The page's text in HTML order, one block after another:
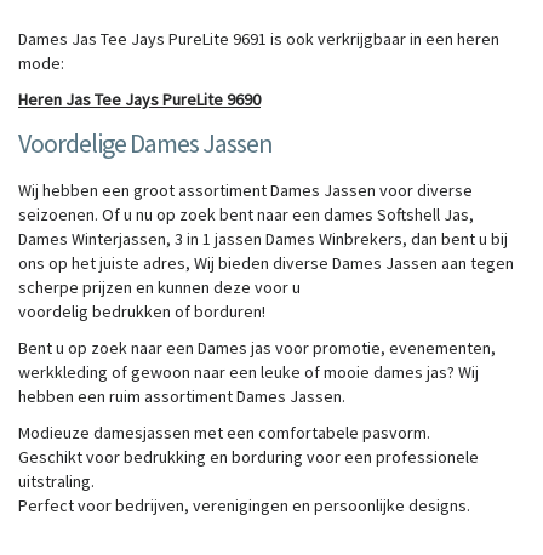
Dames Jas Tee Jays PureLite 9691 is ook verkrijgbaar in een heren
mode:
Heren Jas Tee Jays PureLite 9690
Voordelige Dames Jassen
Wij hebben een groot assortiment Dames Jassen voor diverse
seizoenen. Of u nu op zoek bent naar een dames Softshell Jas,
Dames Winterjassen, 3 in 1 jassen Dames Winbrekers, dan bent u bij
ons op het juiste adres, Wij bieden diverse Dames Jassen aan tegen
scherpe prijzen en kunnen deze voor u
voordelig bedrukken ofborduren!
Bent u op zoek naar een Dames jas voor promotie, evenementen,
werkkleding of gewoon naar een leuke of mooie dames jas? Wij
hebben een ruim assortiment Dames Jassen.
Modieuze damesjassen met een comfortabele pasvorm.
Geschikt voor bedrukking en borduring voor een professionele
uitstraling.
Perfect voor bedrijven, verenigingen en persoonlijke designs.